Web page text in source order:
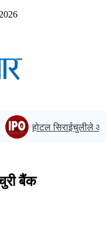
होटल सिराईचुलीले
बैंक